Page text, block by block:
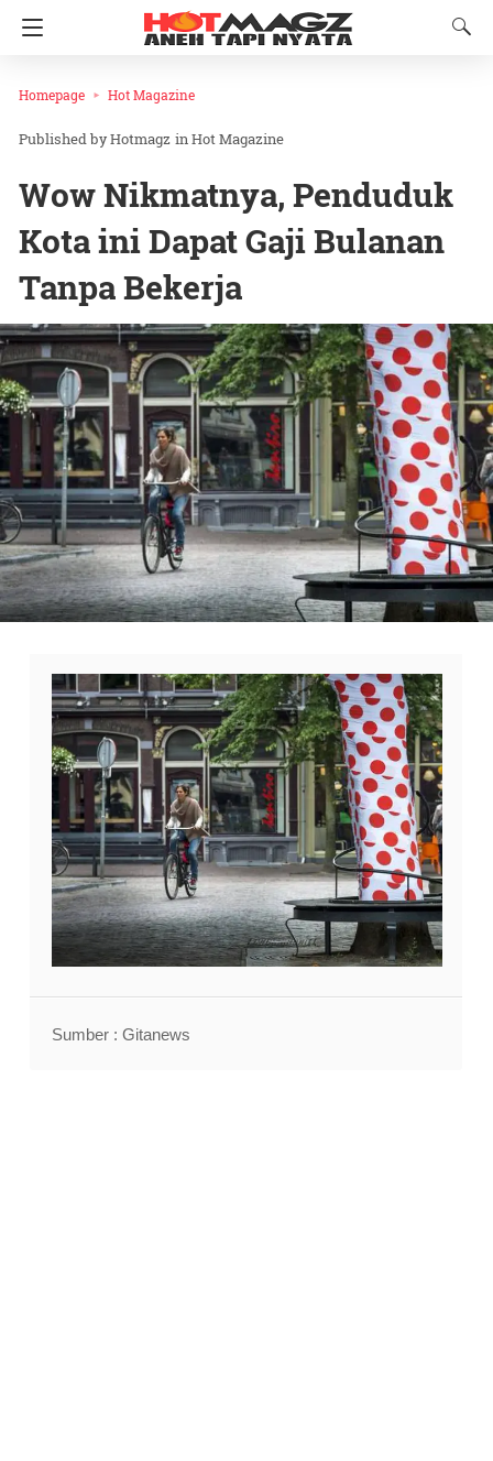
Homepage Hot Magazine
Hotmagz inHot Magazine
Wow Nikmatnya, Penduduk
Kota ini Dapat Gaji Bulanan
Tanpa Bekerja
Sumber : Gitanews